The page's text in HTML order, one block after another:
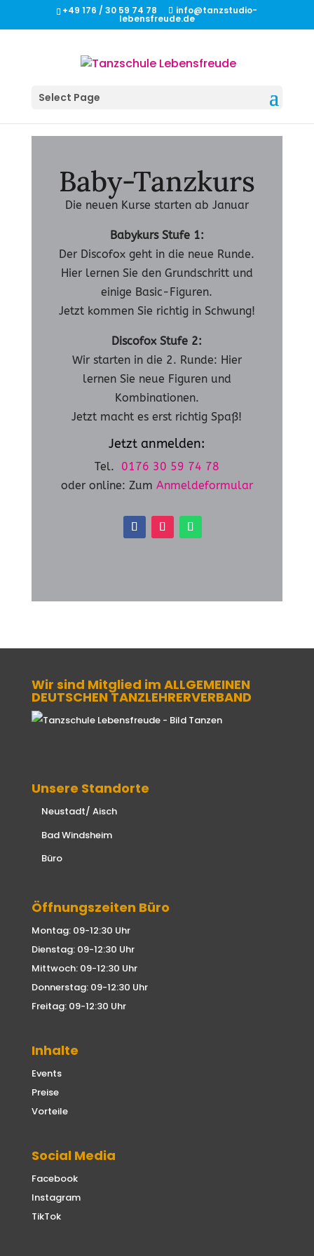
+49 176 / 30 59 74 78 info@tanzstudio-
lebensfreude.de
Select Page
Baby-Tanzkurs
Die neuen Kurse starten ab Januar
Babykurs Stufe 1:
Der Discofox geht in die neue Runde.
Hier lernen Sie den Grundschritt und
einige Basic-Figuren.
Jetzt kommen Sie richtig in Schwung!
Discofox Stufe 2:
Wir starten in die 2. Runde: Hier
lernen Sie neue Figuren und
Kombinationen.
Jetzt macht es erst richtig Spaß!
Jetzt anmelden:
Tel. 0176 30 59 74 78
oder online: Zum Anmeldeformular
Wir sind Mitglied im ALLGEMEINEN
DEUTSCHEN TANZLEHRERVERBAND
Unsere Standorte
Neustadt/ Aisch
Bad Windsheim
Büro
Öffnungszeiten Büro
Montag: 09-12:30 Uhr
Dienstag: 09-12:30 Uhr
Mittwoch: 09-12:30 Uhr
Donnerstag: 09-12:30 Uhr
Freitag: 09-12:30 Uhr
Inhalte
Events
Preise
Vorteile
Social Media
Facebook
Instagram
TikTok